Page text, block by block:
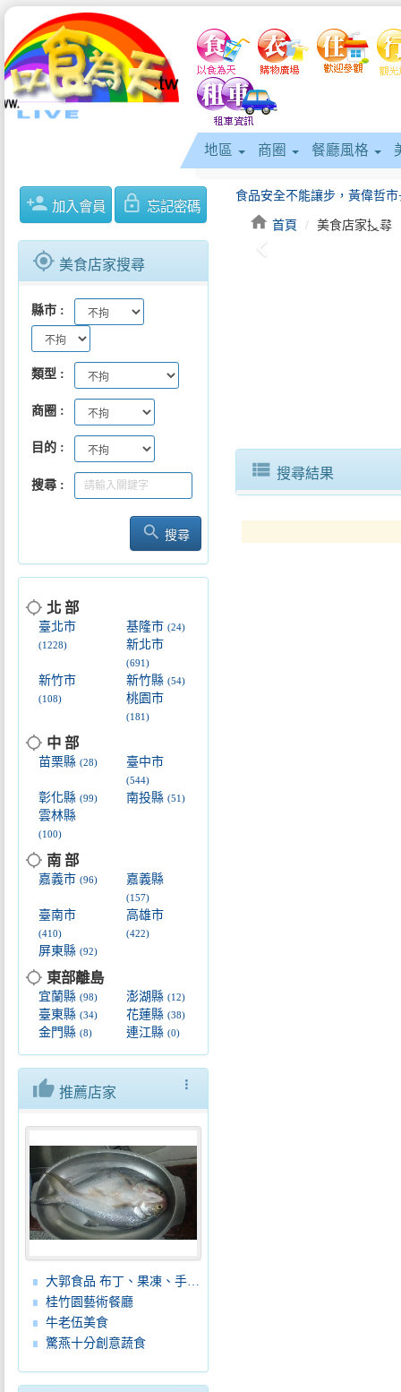
地區 商圈 餐廳風格
person_add 加入會員 lock_outline 忘記密碼
gps_fixed 美食店家搜尋
縣市
類型
商圈
目的
搜尋
search 搜尋
location_searching 北 部
臺北市
(1228)
基隆市(24)
新北市
(691)
新竹市
(108)
新竹縣(54)
桃園市
(181)
location_searching 中 部
苗栗縣 (28) 臺中市
(544)
彰化縣 (99) 南投縣(51)
雲林縣
(100)
location_searching 南 部
嘉義市 (96) 嘉義縣
(157)
臺南市
(410)
高雄市
(422)
屏東縣 (92)
location_searching 東部離島
宜蘭縣 (98) 澎湖縣(12)
臺東縣 (34) 花蓮縣(38)
金門縣 (8) 連江縣(0)
more_vert
thumb_up 推薦店家
大郭食品 布丁、果凍、手工餅乾、蛋糕、麵包
桂竹園藝術餐廳
牛老伍美食
驚燕十分創意蔬食
home 首頁 美食店家搜尋
keyboard_arrow_left
view_list 搜尋結果